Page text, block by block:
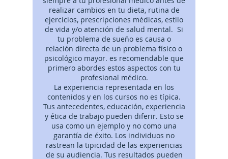
realizar cambios en tu dieta, rutina de
ejercicios, prescripciones médicas, estilo
de vida y/o atención de salud mental. Si
tu problema de sueño es causa o
relación directa de un problema físico o
psicológico mayor. es recomendable que
primero abordes estos aspectos con tu
profesional médico.
La experiencia representada en los
contenidos y en los cursos no es típica.
Tus antecedentes, educación, experiencia
y ética de trabajo pueden diferir. Esto se
usa como un ejemplo y no como una
garantía de éxito. Los individuos no
rastrean la tipicidad de las experiencias
de su audiencia. Tus resultados pueden